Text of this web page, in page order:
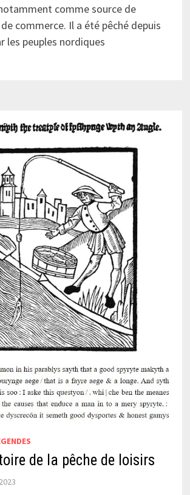
comme source de
commerce. Il a été pêché depuis
les peuples nordiques
de la pêche de loisirs